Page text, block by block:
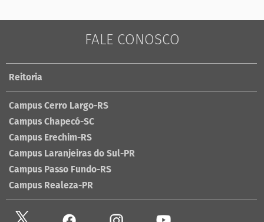
FALE CONOSCO
Reitoria
Campus Cerro Largo-RS
Campus Chapecó-SC
Campus Erechim-RS
Campus Laranjeiras do Sul-PR
Campus Passo Fundo-RS
Campus Realeza-PR